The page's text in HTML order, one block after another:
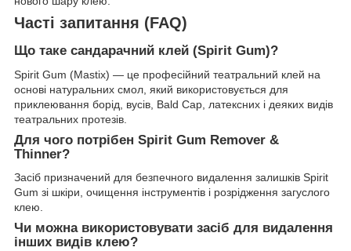
Часті запитання (FAQ)
Що таке сандарачний клей (Spirit Gum)?
Spirit Gum (Mastix) — це професійний театральний клей на
основі натуральних смол, який використовується для
приклеювання борід, вусів, Bald Cap, латексних і деяких видів
театральних протезів.
Для чого потрібен Spirit Gum Remover &
Thinner?
Засіб призначений для безпечного видалення залишків Spirit
Gum зі шкіри, очищення інструментів і розрідження загуслого
клею.
Чи можна використовувати засіб для видалення
інших видів клею?